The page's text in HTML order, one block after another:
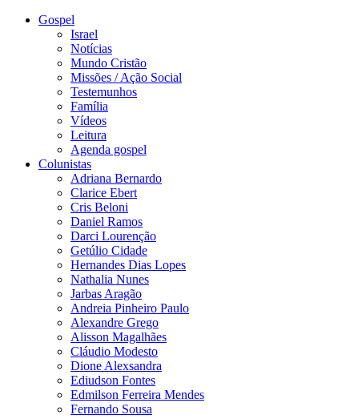
Gospel
Israel
Notícias
Mundo Cristão
Missões / Ação Social
Testemunhos
Família
Vídeos
Leitura
Agenda gospel
Colunistas
Adriana Bernardo
Clarice Ebert
Cris Beloni
Daniel Ramos
Darci Lourenção
Getúlio Cidade
Hernandes Dias Lopes
Nathalia Nunes
Jarbas Aragão
Andreia Pinheiro Paulo
Alexandre Grego
Alisson Magalhães
Cláudio Modesto
Dione Alexsandra
Ediudson Fontes
Edmilson Ferreira Mendes
Fernando Sousa